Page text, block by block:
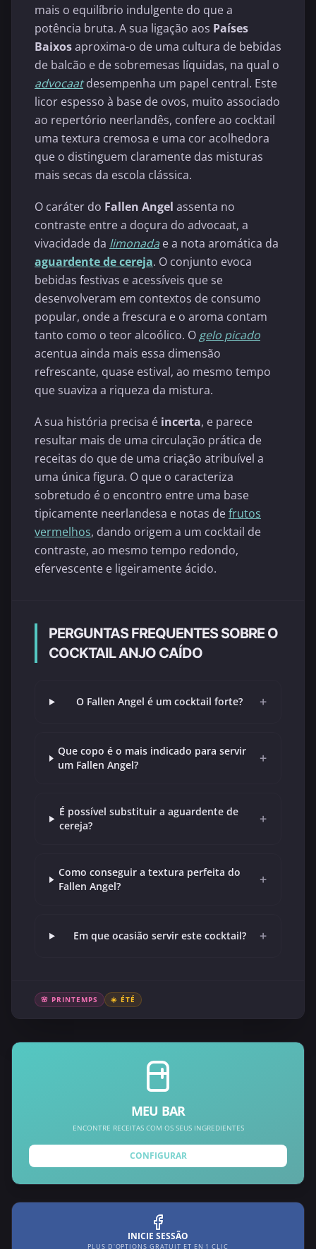
mais o equilíbrio indulgente do que a
potência bruta. A sua ligação aos Países
Baixosaproxima-o de uma cultura de bebidas
de balcão e de sobremesas líquidas, na qual o
advocaatdesempenha um papel central. Este
licor espesso à base de ovos, muito associado
ao repertório neerlandês, confere ao cocktail
uma textura cremosa e uma cor acolhedora
que o distinguem claramente das misturas
mais secas da escola clássica.
O caráter do Fallen Angel assenta no
contraste entre a doçura do advocaat, a
vivacidade da limonada e a nota aromática da
aguardente de cereja. O conjunto evoca
bebidas festivas e acessíveis que se
desenvolveram em contextos de consumo
popular, onde a frescura e o aroma contam
tanto como o teor alcoólico. O gelo picado
acentua ainda mais essa dimensão
refrescante, quase estival, ao mesmo tempo
que suaviza a riqueza da mistura.
A sua história precisa é incerta, e parece
resultar mais de uma circulação prática de
receitas do que de uma criação atribuível a
uma única figura. O que o caracteriza
sobretudo é o encontro entre uma base
tipicamente neerlandesa e notas defrutos
vermelhos, dando origem a um cocktail de
contraste, ao mesmo tempo redondo,
efervescente e ligeiramente ácido.
PERGUNTAS FREQUENTES SOBRE O
COCKTAIL ANJO CAÍDO
O Fallen Angel é um cocktail forte? +
Que copo é o mais indicado para servir
um Fallen Angel?
+
É possível substituir a aguardente de
cereja?
+
Como conseguir a textura perfeita do
Fallen Angel?
+
Em que ocasião servir este cocktail? +
🌸 PRINTEMPS ☀️ ÉTÉ
MEU BAR
ENCONTRE RECEITAS COM OS SEUS INGREDIENTES
CONFIGURAR
INICIE SESSÃO
PLUS D'OPTIONS GRATUIT ET EN 1 CLIC